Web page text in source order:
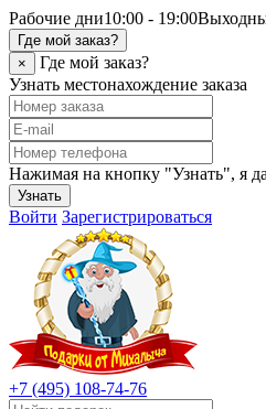
Рабочие дни10:00 - 19:00
Где мой заказ?
×
Где мой заказ?
Узнать местонахождение заказа
Нажимая на кнопку "Узнать", я
Узнать
Войти Зарегистрироваться
+7 (495) 108-74-76